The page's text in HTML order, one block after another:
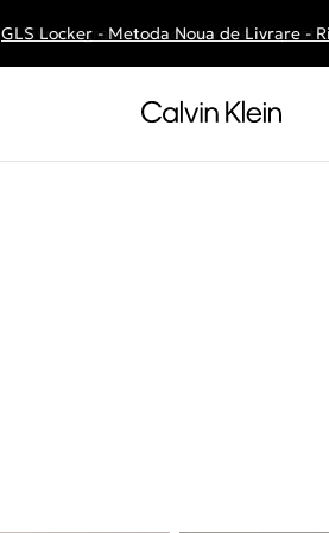
Livrare gratuita la comenzile de peste
GLS Locker - Metoda Noua de Livrare -